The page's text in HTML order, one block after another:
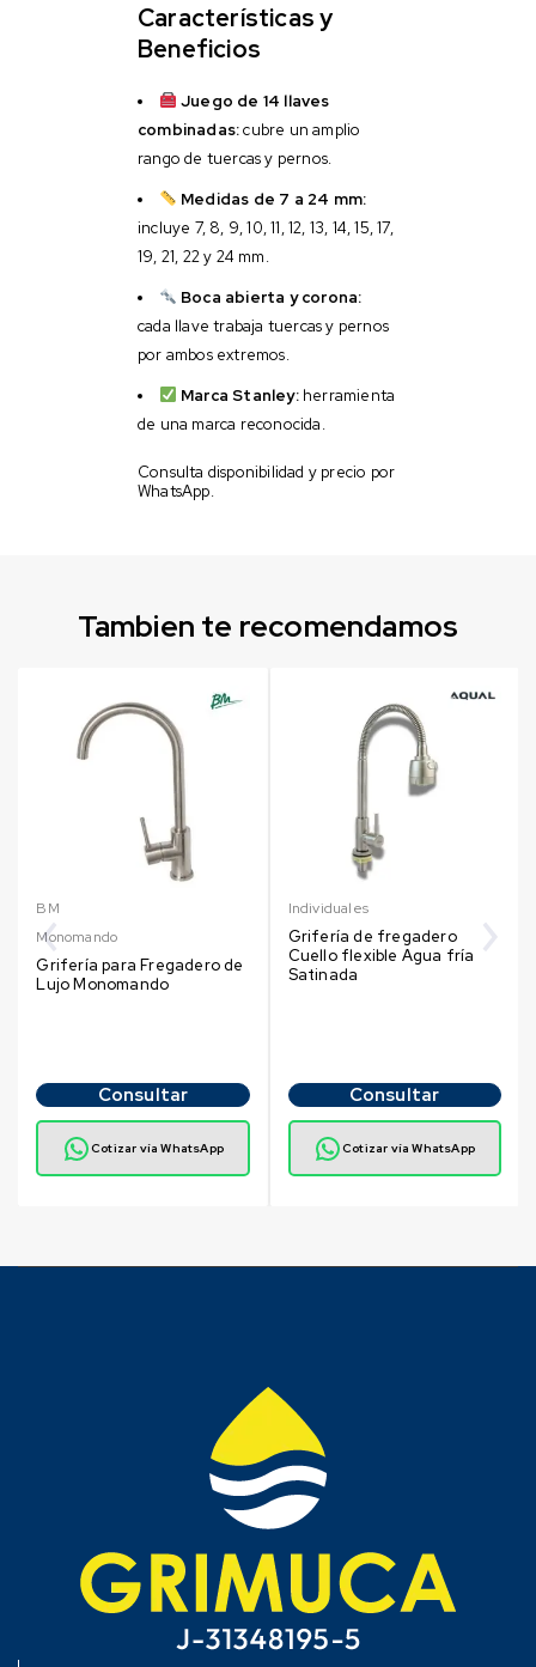
Características y
Beneficios
Juego de 14 llaves
combinadas:cubre un amplio
rango de tuercas y pernos.
Medidas de 7 a 24 mm:
incluye 7, 8, 9, 10, 11, 12, 13, 14, 15, 17,
19, 21, 22 y 24 mm.
Boca abierta y corona:
cada llave trabaja tuercas y pernos
por ambos extremos.
Marca Stanley:herramienta
de una marca reconocida.
Consulta disponibilidad y precio por
WhatsApp.
Tambien te recomendamos
BM
Monomando
Grifería para Fregadero de
Lujo Monomando
Consultar
Cotizar vía WhatsApp
Individuales
Grifería de fregadero
Cuello flexible Agua fría
Satinada
Consultar
Cotizar vía WhatsApp